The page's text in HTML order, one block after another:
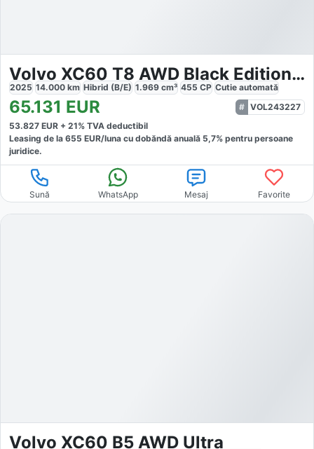
Volvo XC60 T8 AWD Black Edition Ultra
2025 14.000 km Hibrid (B/E) 1.969 cm³ 455 CP Cutie automată
65.131 EUR
VOL243227
53.827 EUR + 21% TVA deductibil
Leasing de la 655 EUR/luna cu dobăndă anuală 5,7% pentru persoane
juridice.
Sună WhatsApp Mesaj Favorite
Volvo XC60 B5 AWD Ultra